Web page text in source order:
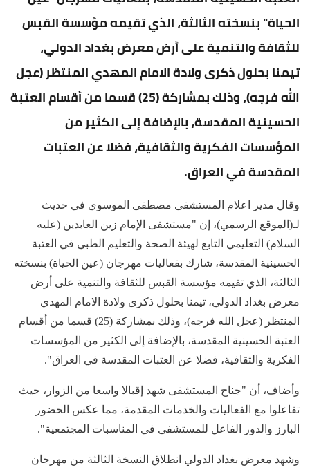
الحياة" بنسخته الثالثة، الذي تقيمه مؤسسة القبس
للثقافة والتنمية على أرض معرض بغداد الدولي،
تيمنا بحلول ذكرى ولادة الامام المهدي المنتظر (عجل
الله فرجه)، وذلك بمشاركة (25) قسما من أقسام العتبة
الحسينية المقدسة، بالإضافة إلى الكثير من
المؤسسات الفكرية والثقافية، فضلا عن العتبات
المقدسة في العراق.
وقال مدير اعلام المستشفى مصطفى الموسوي في حديث
لـ(الموقع الرسمي)، إن "مستشفى الإمام زين العابدين (عليه
السلام) التعليمي التابع لهيئة الصحة والتعليم الطبي في العتبة
الحسينية المقدسة، شارك بفعاليات مهرجان (عين الحياة) بنسخته
الثالثة، الذي تقيمه مؤسسة القبس للثقافة والتنمية على أرض
معرض بغداد الدولي، تيمنا بحلول ذكرى ولادة الامام المهدي
المنتظر (عجل الله فرجه)، وذلك بمشاركة (25) قسما من أقسام
العتبة الحسينية المقدسة، بالإضافة إلى الكثير من المؤسسات
الفكرية والثقافية، فضلا عن العتبات المقدسة في العراق".
وأضاف، أن "جناح المستشفى شهد إقبالا واسعا من الزوار، حيث
تفاعلوا مع الفعاليات والخدمات المقدمة، مما عكس الحضور
البارز والدور الفاعل للمستشفى في المناسبات المجتمعية".
وشهد معرض بغداد الدولي انطلاق النسخة الثالثة من مهرجان